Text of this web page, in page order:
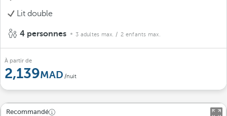
Lit double
4 personnes 3 adultes max. / 2 enfants max.
À partir de
2,139 /nuit
Recommandé